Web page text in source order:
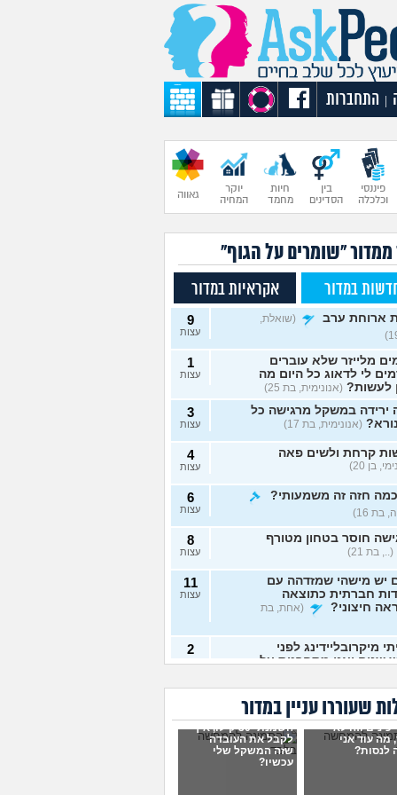
התחברות
פיננסי
וכלכלה
בין
הסדינים
חיות
מחמד
יוקר
המחיה
גאווה
ממדור "שומרים על הגוף"
במדור אקראיות במדור
ארוחת ערב
(שואלת,
9
עצות
מלייזר שלא עוברים
לי לדאוג כל היום מה
לעשות? (אנונימית, בת 25)
1
עצות
ירידה במשקל מרגישה כל
(אנונימית, בת 17)
3
עצות
קרחת ולשים פאה
בן 20)
4
עצות
חזה זה משמעותי?
בת 16)
6
עצות
חוסר בטחון מטורף
(.., בת 21)
8
עצות
יש מישהי שמזדהה עם
חברתית כתוצאה
חיצוני?
(אחת, בת
11
עצות
מיקרובליידינג לפני
שנים ואני מתחרטת על
2
לדעת אם אני בחורה יפה?
כלפי חוץ?
בת 21)
אימוני כח יעילים יותר
מהירה במשקל גוף?
שעוררו עניין במדור
כינים וזה לא
מה עוד אני
לנסות?
השמנתי 30 קילו, איך
לקבל את העובדה
שזה המשקל שלי
עכשיו?